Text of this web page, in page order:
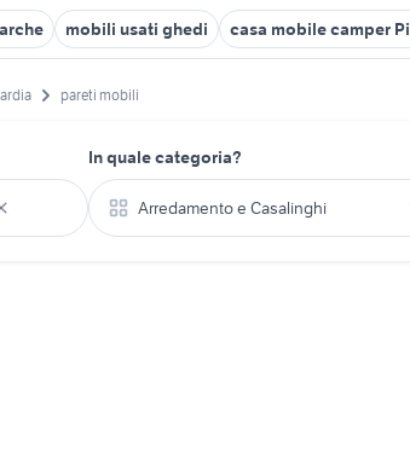
mobili usati ghedi casa mobile camper
pareti mobili
In quale categoria?
Arredamento e Casalinghi